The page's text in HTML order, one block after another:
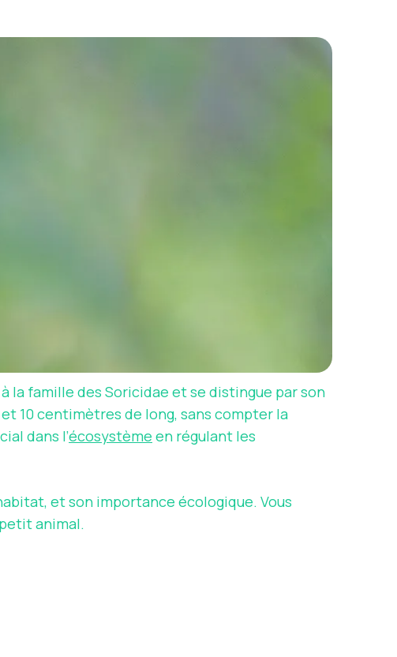
la famille des Soricidae et se distingue par son
10 centimètres de long, sans compter la
dans l’écosystème en régulant les
et son importance écologique. Vous
animal.